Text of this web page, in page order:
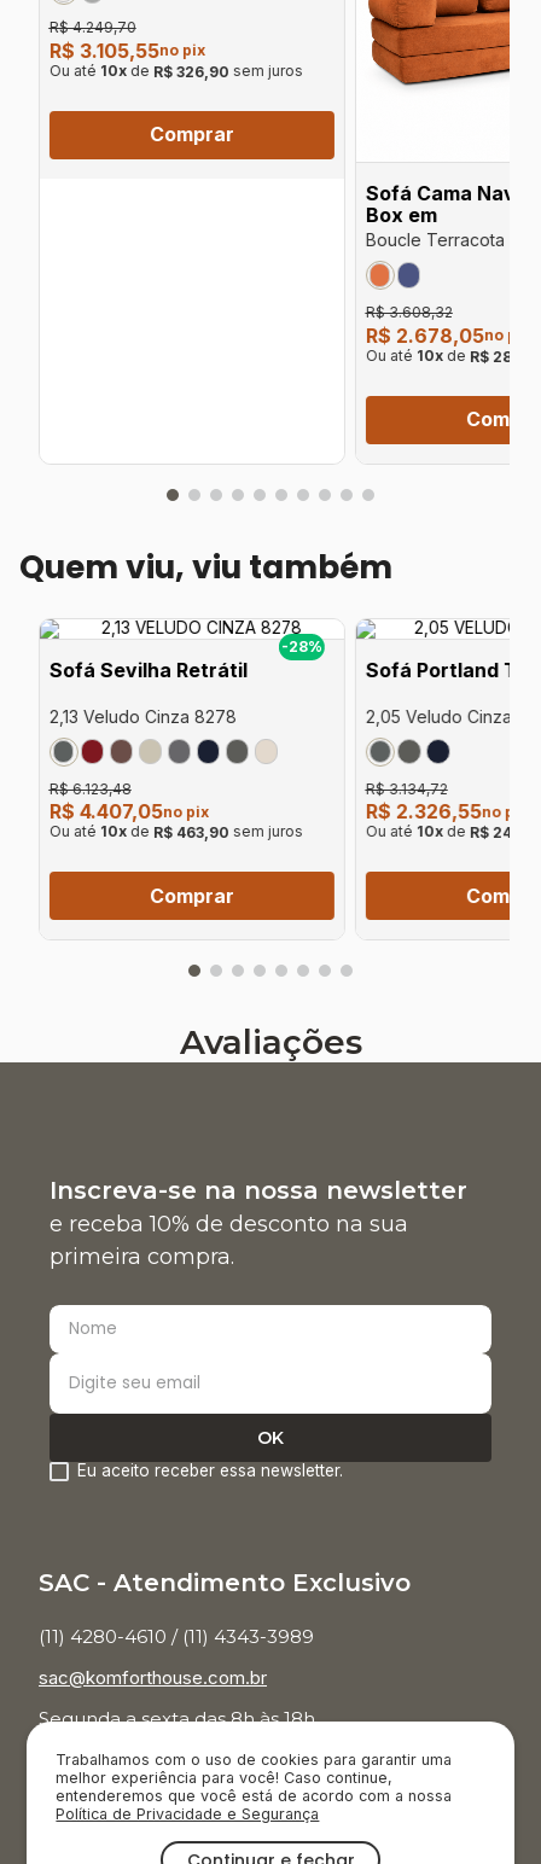
Trabalhamos com o uso de cookies para garantir uma
melhor experiência para você! Caso continue,
entenderemos que você está de acordo com a nossa
Política de Privacidade e Segurança
R$ 4.249,70
R$ 3.105,55no pix
Ou até 10xde R$ 326,90 sem juros
Comprar
Sofá Cama Navi
Box em
Boucle Terracota
R$ 3.608,32
R$ 2.678,05no pix
Ou até 10xde R$
Quem viu, viu também
-28%
Sofá Sevilha Retrátil
2,13 Veludo Cinza 8278
R$ 6.123,48
R$ 4.407,05no pix
Ou até 10xde R$ 463,90 sem juros
Comprar
Sofá Portland
2,05 Veludo Cinza
R$ 3.134,72
R$ 2.326,55no pix
Ou até 10xde R$
Avaliações
Inscreva-se na nossa newsletter
e receba 10% de desconto na sua
primeira compra.
Eu aceito receber essa newsletter.
SAC - Atendimento Exclusivo
(11) 4280-4610 / (11) 4343-3989
sac@komforthouse.com.br
Segunda a sexta das 8h às 18h.
Televendas
(11) 3854-7001